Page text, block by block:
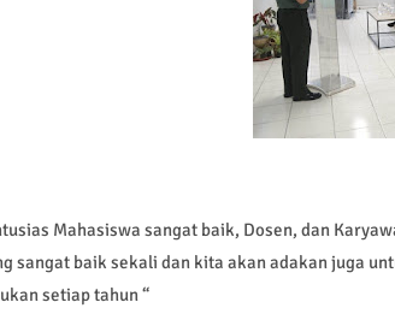
Mahasiswa sangat baik, Dosen, dan
sangat baik sekali dan kita akan adakan juga
setiap tahun “